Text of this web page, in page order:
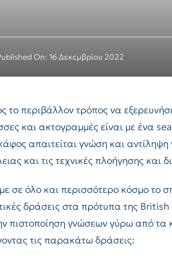
On: 16 Δεκεμβρίου 2022
το περιβάλλον τρόπος να
και ακτογραμμές είναι με ένα
απαιτείται γνώση και αντίληψη
και τις τεχνικές πλοήγησης και
σε όλο και περισσότερο κόσμο το
δράσεις στα πρότυπα της British
πιστοποίηση γνώσεων γύρω από
τις παρακάτω δράσεις: